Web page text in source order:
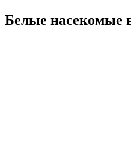
Белые насекомые